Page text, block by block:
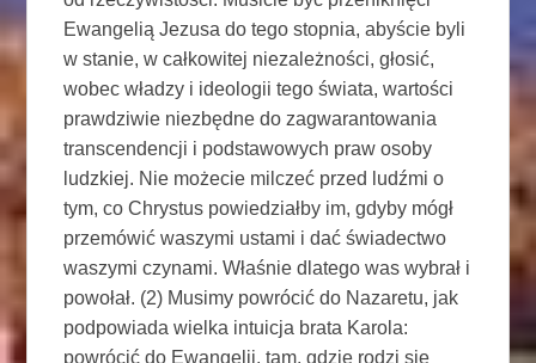
Ewangelią Jezusa do tego stopnia, abyście byli
w stanie, w całkowitej niezależności, głosić,
wobec władzy i ideologii tego świata, wartości
prawdziwie niezbędne do zagwarantowania
transcendencji i podstawowych praw osoby
ludzkiej. Nie możecie milczeć przed ludźmi o
tym, co Chrystus powiedziałby im, gdyby mógł
przemówić waszymi ustami i dać świadectwo
waszymi czynami. Właśnie dlatego was wybrał i
powołał. (2) Musimy powrócić do Nazaretu, jak
podpowiada wielka intuicja brata Karola:
powrócić do Ewangelii, tam, gdzie rodzi się